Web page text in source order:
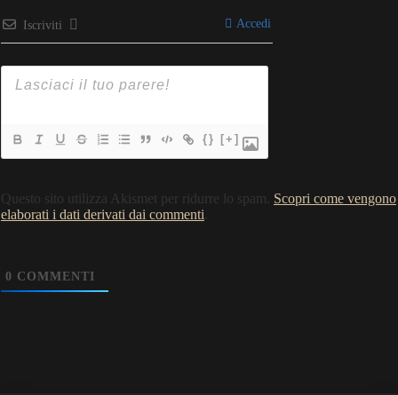
Iscriviti Accedi
{} [+]
Questo sito utilizza Akismet per ridurre lo spam. Scopri come vengono
elaborati i dati derivati dai commenti
0 COMMENTI